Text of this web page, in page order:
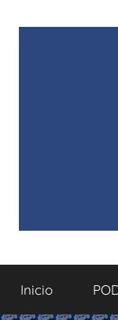
La
sobre
el
Inicio